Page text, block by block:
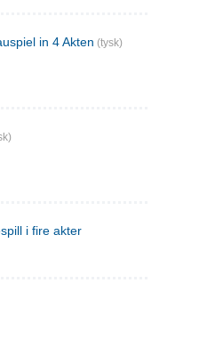
in 4 Akten (tysk)
i fire akter